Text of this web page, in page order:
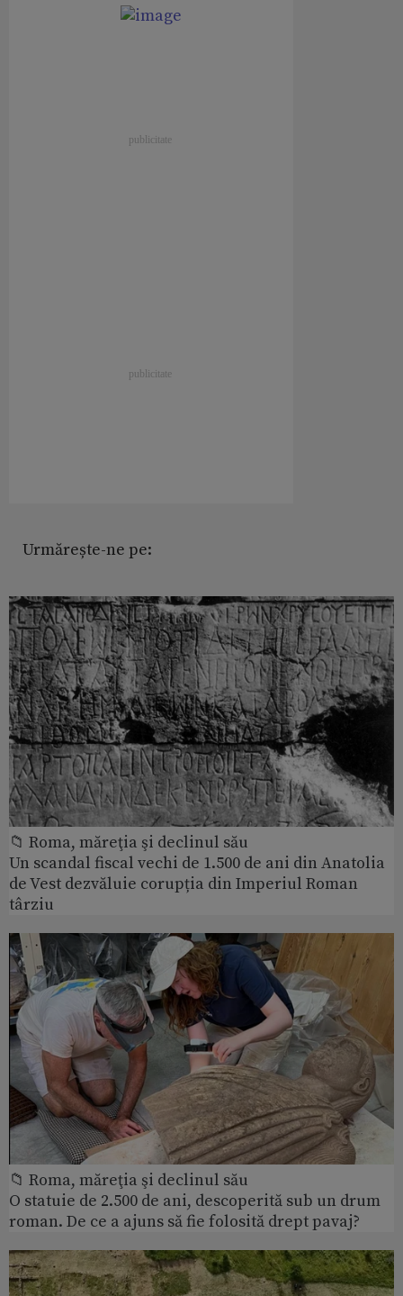
Urmărește-ne pe:
📁 Roma, măreţia şi declinul său
Un scandal fiscal vechi de 1.500 de ani din Anatolia
de Vest dezvăluie corupția din Imperiul Roman
târziu
📁 Roma, măreţia şi declinul său
O statuie de 2.500 de ani, descoperită sub un drum
roman. De ce a ajuns să fie folosită drept pavaj?